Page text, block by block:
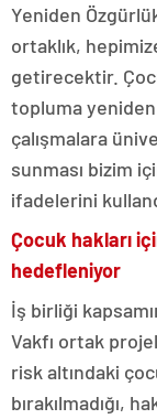
Yeniden
ortaklık,
getirecektir.
topluma yeniden
çalışmalara
sunması bizim
ifadelerini
Çocuk hakları
hedefleniyor
İş birliği
Vakfı ortak
risk altındaki
bırakılmadığı,